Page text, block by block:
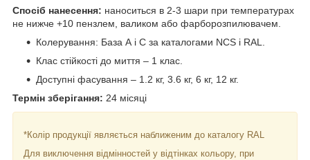
Спосіб нанесення: наноситься в 2-3 шари при температурах
не нижче +10 пензлем, валиком або фарборозпилювачем.
Колерування: База А і С за каталогами NCS і RAL.
Клас стійкості до миття – 1 клас.
Доступні фасування – 1.2 кг, 3.6 кг, 6 кг, 12 кг.
Термін зберігання: 24 місяці
*Колір продукції являється наближеним до каталогу RAL
Для виключення відмінностей у відтінках кольору, при